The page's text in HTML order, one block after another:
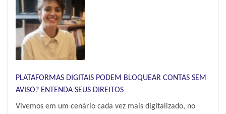
PLATAFORMAS DIGITAIS PODEM BLOQUEAR CONTAS SEM
AVISO? ENTENDA SEUS DIREITOS
Vivemos em um cenário cada vez mais digitalizado, no